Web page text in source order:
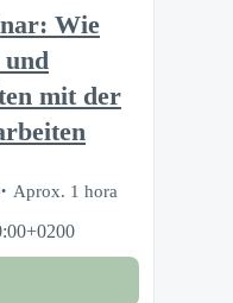
Wie
mit der
Aprox. 1 hora